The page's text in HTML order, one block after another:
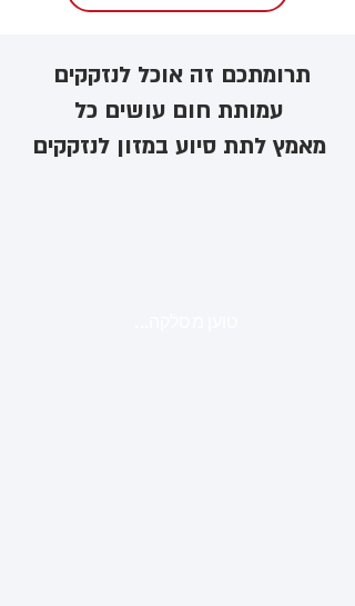
תרומתכם זה אוכל לנזקקים ​
עמותת חום עושים כל
מאמץ לתת סיוע במזון לנזקקים